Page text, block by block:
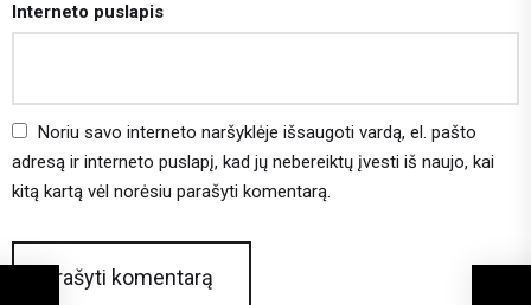
Interneto puslapis
Noriu savo interneto naršyklėje išsaugoti vardą, el. pašto
adresą ir interneto puslapį, kad jų nebereiktų įvesti iš naujo, kai
kitą kartą vėl norėsiu parašyti komentarą.